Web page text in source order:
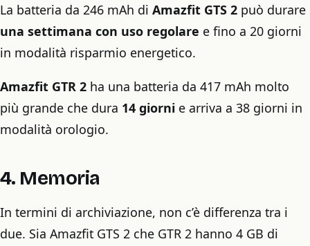
La batteria da 246 mAh di Amazfit GTS 2 può durare
una settimana con uso regolare e fino a 20 giorni
in modalità risparmio energetico.
Amazfit GTR 2 ha una batteria da 417 mAh molto
più grande che dura 14 giorni e arriva a 38 giorni in
modalità orologio.
4. Memoria
In termini di archiviazione, non c’è differenza tra i
due. Sia Amazfit GTS 2 che GTR 2 hanno 4 GB di